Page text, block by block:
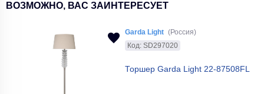
ВОЗМОЖНО, ВАС ЗАИНТЕРЕСУЕТ
Garda Light (Россия)
Код: SD297020
Торшер Garda Light 22-87508FL